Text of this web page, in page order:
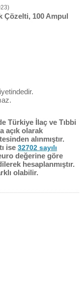
Çözelti, 100 Ampul
Türkiye İlaç ve Tıbbi
açık olarak
alınmıştır.
ise 32702 sayılı
değerine göre
hesaplanmıştır.
olabilir.